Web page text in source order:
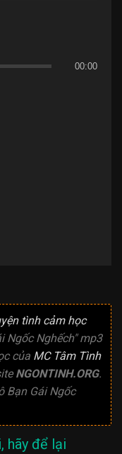
00:00
tình cảm học
Ngốc Nghếch" mp3
của MC Tâm Tình
NGONTINH.ORG.
Bạn Gái Ngốc
hãy để lại